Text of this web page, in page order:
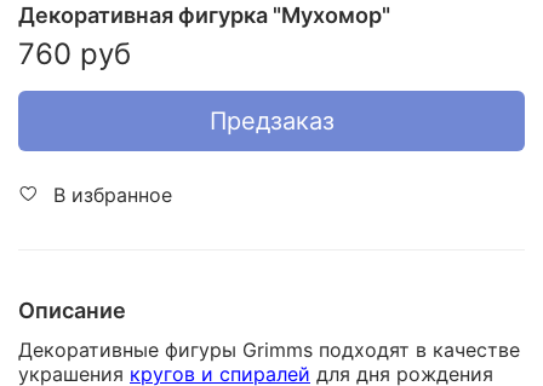
Декоративная фигурка "Мухомор"
760 руб
Предзаказ
В избранное
Описание
Декоративные фигуры Grimms подходят в качестве
украшения кругов и спиралей для дня рождения